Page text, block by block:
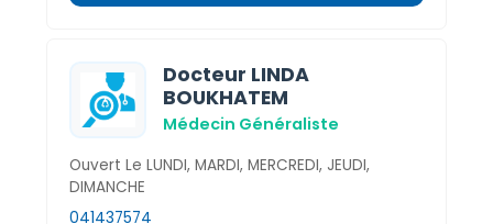
Docteur LINDA
BOUKHATEM
Médecin Généraliste
Ouvert Le LUNDI, MARDI, MERCREDI, JEUDI,
DIMANCHE
041437574